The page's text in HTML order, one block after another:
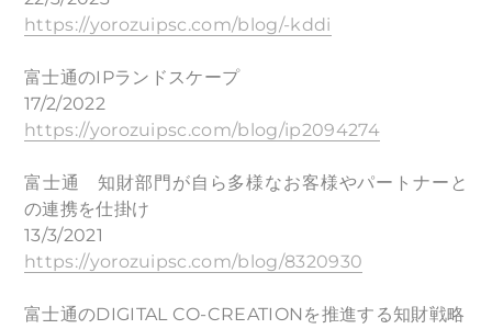
https://yorozuipsc.com/blog/-kddi
富士通のIPランドスケープ
17/2/2022
https://yorozuipsc.com/blog/ip2094274
富士通 知財部門が自ら多様なお客様やパートナーと
の連携を仕掛け
13/3/2021
https://yorozuipsc.com/blog/8320930
富士通のDIGITAL CO-CREATIONを推進する知財戦略